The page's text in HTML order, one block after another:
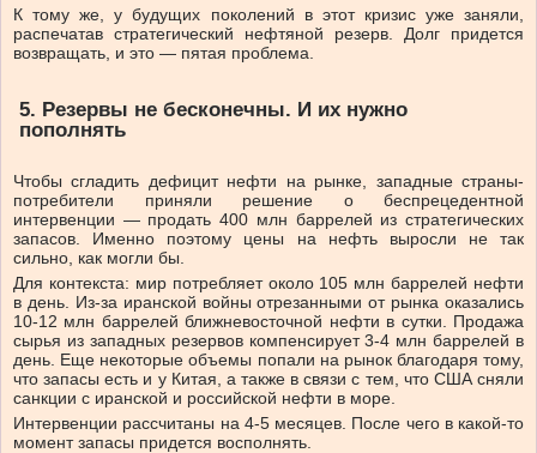
К тому же, у будущих поколений в этот кризис уже заняли,
распечатав стратегический нефтяной резерв. Долг придется
возвращать, и это — пятая проблема.
5. Резервы не бесконечны. И их нужно
пополнять
Чтобы сгладить дефицит нефти на рынке, западные страны-
потребители приняли решение о беспрецедентной
интервенции — продать 400 млн баррелей из стратегических
запасов. Именно поэтому цены на нефть выросли не так
сильно, как могли бы.
Для контекста: мир потребляет около 105 млн баррелей нефти
в день. Из-за иранской войны отрезанными от рынка оказались
10-12 млн баррелей ближневосточной нефти в сутки. Продажа
сырья из западных резервов компенсирует 3-4 млн баррелей в
день. Еще некоторые объемы попали на рынок благодаря тому,
что запасы есть и у Китая, а также в связи с тем, что США сняли
санкции с иранской и российской нефти в море.
Интервенции рассчитаны на 4-5 месяцев. После чего в какой-то
момент запасы придется восполнять.